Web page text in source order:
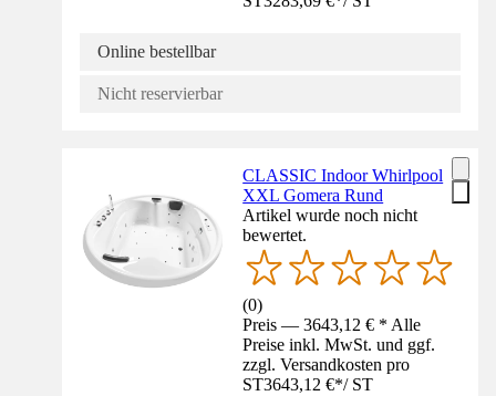
Online bestellbar
Nicht reservierbar
CLASSIC Indoor Whirlpool
XXL Gomera Rund
Artikel wurde noch nicht
bewertet.
(0)
Preis — 3643,12 € * Alle
Preise inkl. MwSt. und ggf.
zzgl. Versandkosten pro
ST3643,12 €*/ ST